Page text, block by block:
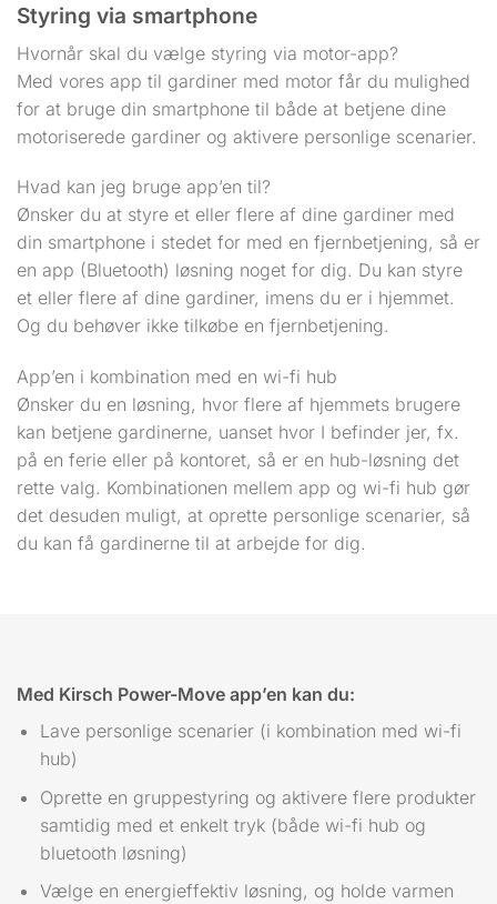
Styring via smartphone
Hvornår skal du vælge styring via motor-app?
Med vores app til gardiner med motor får du mulighed
for at bruge din smartphone til både at betjene dine
motoriserede gardiner og aktivere personlige scenarier.
Hvad kan jeg bruge app’en til?
Ønsker du at styre et eller flere af dine gardiner med
din smartphone i stedet for med en fjernbetjening, så er
en app (Bluetooth) løsning noget for dig. Du kan styre
et eller flere af dine gardiner, imens du er i hjemmet.
Og du behøver ikke tilkøbe en fjernbetjening.
App’en i kombination med en wi-fi hub
Ønsker du en løsning, hvor flere af hjemmets brugere
kan betjene gardinerne, uanset hvor I befinder jer, fx.
på en ferie eller på kontoret, så er en hub-løsning det
rette valg. Kombinationen mellem app og wi-fi hub gør
det desuden muligt, at oprette personlige scenarier, så
du kan få gardinerne til at arbejde for dig.
Med Kirsch Power-Move app’en kan du:
Lave personlige scenarier (i kombination med wi-fi
hub)
Oprette en gruppestyring og aktivere flere produkter
samtidig med et enkelt tryk (både wi-fi hub og
bluetooth løsning)
Vælge en energieffektiv løsning, og holde varmen